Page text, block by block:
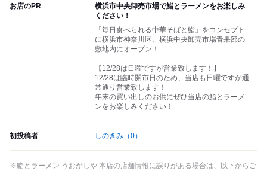
お店のPR
横浜市中央卸売市場で鮨とラーメンをお楽しみ
ください！
「毎日食べられる中華そばと鮨」をコンセプト
に横浜市神奈川区、横浜中央卸売市場青果部の
敷地内にオープン！
【12/28は日曜ですが営業致します！】
12/28は臨時開市日のため、当店も日曜ですが通
常通り営業致します！
年末の買い出しのお供にぜひ当店の鮨とラーメ
ンをお楽しみください！
初投稿者 しのきみ （0）
※鮨とラーメン うおがしや 本店の店舗情報に誤りがある場合は、以下からご